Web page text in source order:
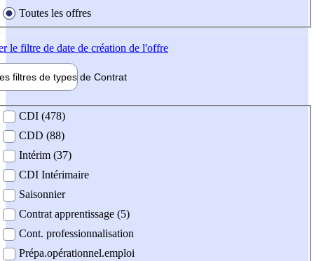
Toutes les offres
le filtre de date de création de l'offre
filtres de types de Contrat
contrat
CDI (478)
CDD (88)
Intérim (37)
CDI Intérimaire
Saisonnier
Contrat apprentissage (5)
Cont. professionnalisation
Prépa.opérationnel.emploi